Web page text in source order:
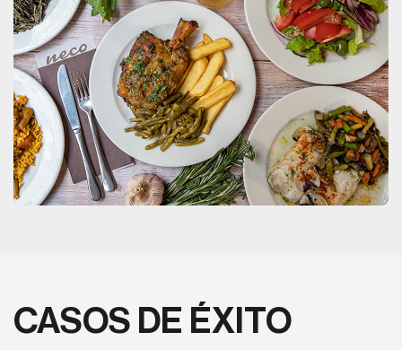
CASOS DE ÉXITO